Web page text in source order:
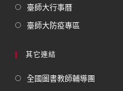
臺師大行事曆
臺師大防疫專區
其它連結
全國圖書教師輔導團